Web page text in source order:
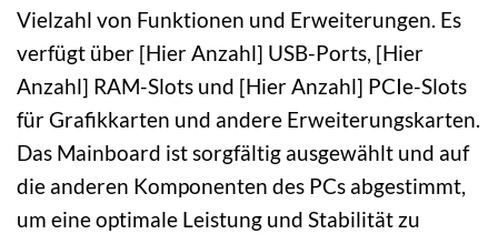
Vielzahl von Funktionen und Erweiterungen. Es
verfügt über [Hier Anzahl] USB-Ports, [Hier
Anzahl] RAM-Slots und [Hier Anzahl] PCIe-Slots
für Grafikkarten und andere Erweiterungskarten.
Das Mainboard ist sorgfältig ausgewählt und auf
die anderen Komponenten des PCs abgestimmt,
um eine optimale Leistung und Stabilität zu